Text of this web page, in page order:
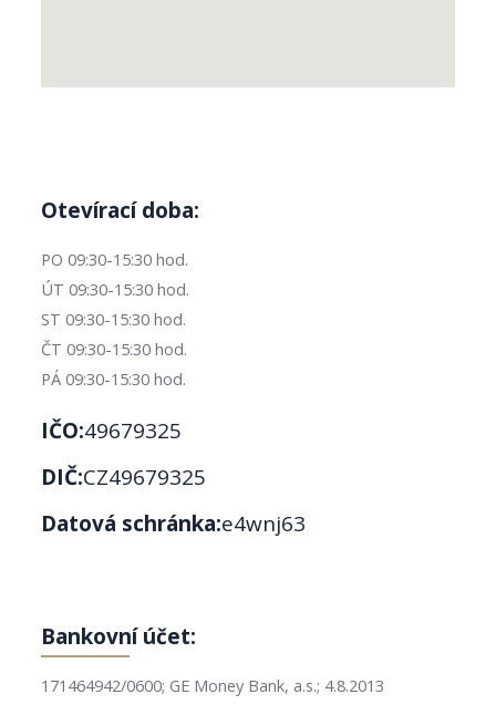
Otevírací doba:
PO 09:30-15:30 hod.
ÚT 09:30-15:30 hod.
ST 09:30-15:30 hod.
ČT 09:30-15:30 hod.
PÁ 09:30-15:30 hod.
IČO:49679325
DIČ:CZ49679325
Datová schránka:e4wnj63
Bankovní účet:
171464942/0600; GE Money Bank, a.s.; 4.8.2013